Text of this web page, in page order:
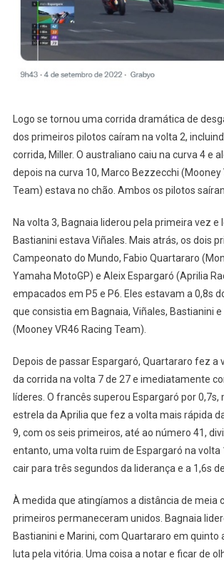
Logo se tornou uma corrida dramática de
dos primeiros pilotos caíram na volta 2,
corrida, Miller. O australiano caiu na curva 4 e
depois na curva 10, Marco Bezzecchi (Mooney
Team) estava no chão. Ambos os pilotos
Na volta 3, Bagnaia liderou pela primeira vez e
Bastianini estava Viñales. Mais atrás, os dois
Campeonato do Mundo, Fabio Quartararo
Yamaha MotoGP) e Aleix Espargaró (Aprilia
empacados em P5 e P6. Eles estavam a 0,8s
que consistia em Bagnaia, Viñales, Bastianini e
(Mooney VR46 Racing Team).
Depois de passar Espargaró, Quartararo fez a
da corrida na volta 7 de 27 e imediatamente
líderes. O francês superou Espargaró por 0,7s,
estrela da Aprilia que fez a volta mais rápida
9, com os seis primeiros, até ao número 41,
entanto, uma volta ruim de Espargaró na volta
cair para três segundos da liderança e a 1,6s
À medida que atingíamos a distância de meia
primeiros permaneceram unidos. Bagnaia
Bastianini e Marini, com Quartararo em quinto
luta pela vitória. Uma coisa a notar e ficar de